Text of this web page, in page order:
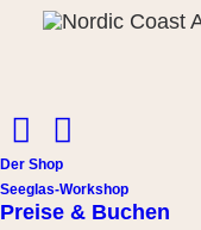
Der Shop
Seeglas-Workshop
Preise & Buchen